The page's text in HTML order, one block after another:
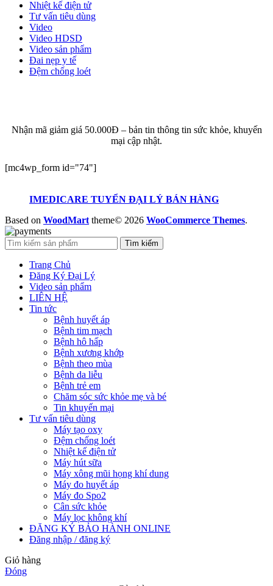
Nhiệt kế điện tử
Tư vấn tiêu dùng
Video
Video HDSD
Video sản phẩm
Đai nẹp y tế
Đệm chống loét
Nhận mã giảm giá 50.000Đ – bản tin thông tin sức khỏe, khuyến
mại cập nhật.
[mc4wp_form id="74"]
IMEDICARE TUYỂN ĐẠI LÝ BÁN HÀNG
Based on WoodMart theme© 2026 WooCommerce Themes.
Tìm kiếm
Trang Chủ
Đăng Ký Đại Lý
Video sản phẩm
LIÊN HỆ
Tin tức
Bệnh huyết áp
Bệnh tim mạch
Bệnh hô hấp
Bệnh xương khớp
Bệnh theo mùa
Bệnh da liễu
Bệnh trẻ em
Chăm sóc sức khỏe mẹ và bé
Tin khuyến mại
Tư vấn tiêu dùng
Máy tạo oxy
Đệm chống loét
Nhiệt kế điện tử
Máy hút sữa
Máy xông mũi họng khí dung
Máy đo huyết áp
Máy đo Spo2
Cân sức khỏe
Máy lọc không khí
ĐĂNG KÝ BẢO HÀNH ONLINE
Đăng nhập / đăng ký
Giỏ hàng
Đóng